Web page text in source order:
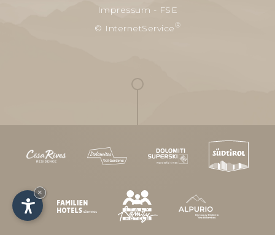
Impressum - FSE
© InternetService®
×